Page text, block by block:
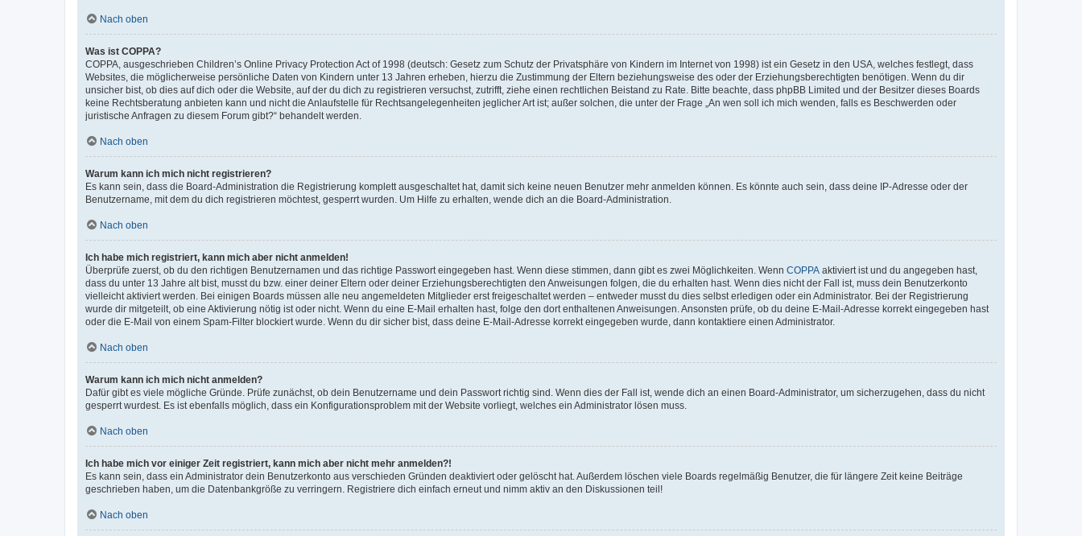
Nach oben
Was ist COPPA?
COPPA, ausgeschrieben Children’s Online Privacy Protection Act of 1998 (deutsch: Gesetz zum Schutz der Privatsphäre von Kindern im Internet von 1998) ist ein Gesetz in den USA, welches festlegt, dass
Websites, die möglicherweise persönliche Daten von Kindern unter 13 Jahren erheben, hierzu die Zustimmung der Eltern beziehungsweise des oder der Erziehungsberechtigten benötigen. Wenn du dir
unsicher bist, ob dies auf dich oder die Website, auf der du dich zu registrieren versuchst, zutrifft, ziehe einen rechtlichen Beistand zu Rate. Bitte beachte, dass phpBB Limited und der Besitzer dieses Boards
keine Rechtsberatung anbieten kann und nicht die Anlaufstelle für Rechtsangelegenheiten jeglicher Art ist; außer solchen, die unter der Frage „An wen soll ich mich wenden, falls es Beschwerden oder
juristische Anfragen zu diesem Forum gibt?“ behandelt werden.
Nach oben
Warum kann ich mich nicht registrieren?
Es kann sein, dass die Board-Administration die Registrierung komplett ausgeschaltet hat, damit sich keine neuen Benutzer mehr anmelden können. Es könnte auch sein, dass deine IP-Adresse oder der
Benutzername, mit dem du dich registrieren möchtest, gesperrt wurden. Um Hilfe zu erhalten, wende dich an die Board-Administration.
Nach oben
Ich habe mich registriert, kann mich aber nicht anmelden!
Überprüfe zuerst, ob du den richtigen Benutzernamen und das richtige Passwort eingegeben hast. Wenn diese stimmen, dann gibt es zwei Möglichkeiten. Wenn COPPA aktiviert ist und du angegeben hast,
dass du unter 13 Jahre alt bist, musst du bzw. einer deiner Eltern oder deiner Erziehungsberechtigten den Anweisungen folgen, die du erhalten hast. Wenn dies nicht der Fall ist, muss dein Benutzerkonto
vielleicht aktiviert werden. Bei einigen Boards müssen alle neu angemeldeten Mitglieder erst freigeschaltet werden – entweder musst du dies selbst erledigen oder ein Administrator. Bei der Registrierung
wurde dir mitgeteilt, ob eine Aktivierung nötig ist oder nicht. Wenn du eine E-Mail erhalten hast, folge den dort enthaltenen Anweisungen. Ansonsten prüfe, ob du deine E-Mail-Adresse korrekt eingegeben hast
oder die E-Mail von einem Spam-Filter blockiert wurde. Wenn du dir sicher bist, dass deine E-Mail-Adresse korrekt eingegeben wurde, dann kontaktiere einen Administrator.
Nach oben
Warum kann ich mich nicht anmelden?
Dafür gibt es viele mögliche Gründe. Prüfe zunächst, ob dein Benutzername und dein Passwort richtig sind. Wenn dies der Fall ist, wende dich an einen Board-Administrator, um sicherzugehen, dass du nicht
gesperrt wurdest. Es ist ebenfalls möglich, dass ein Konfigurationsproblem mit der Website vorliegt, welches ein Administrator lösen muss.
Nach oben
Ich habe mich vor einiger Zeit registriert, kann mich aber nicht mehr anmelden?!
Es kann sein, dass ein Administrator dein Benutzerkonto aus verschieden Gründen deaktiviert oder gelöscht hat. Außerdem löschen viele Boards regelmäßig Benutzer, die für längere Zeit keine Beiträge
geschrieben haben, um die Datenbankgröße zu verringern. Registriere dich einfach erneut und nimm aktiv an den Diskussionen teil!
Nach oben